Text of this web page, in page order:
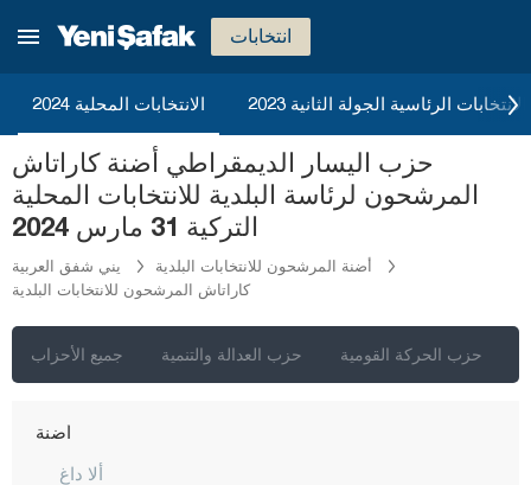
انتخابات
الانتخابات المحلية 2024 2023 الانتخابات الرئاسية الجولة الثانية
حزب اليسار الديمقراطي أضنة كاراتاش
المرشحون لرئاسة البلدية للانتخابات المحلية
التركية 31 مارس 2024
يني شفق العربية
أضنة المرشحون للانتخابات البلدية
كاراتاش المرشحون للانتخابات البلدية
جميع الأحزاب حزب العدالة والتنمية حزب الحركة القومية
إسطنبول
إزمير
أضنة
ألا داغ